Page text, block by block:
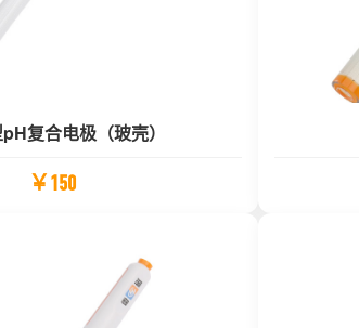
复合电极（玻壳）
￥150